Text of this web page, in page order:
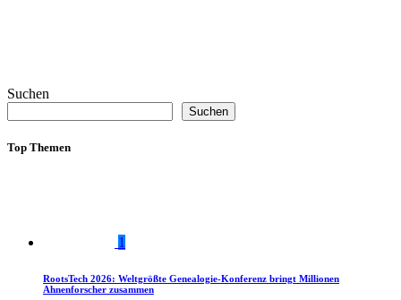
Suchen
Suchen
Top Themen
1
RootsTech 2026: Weltgrößte Genealogie-Konferenz bringt Millionen
Ahnenforscher zusammen